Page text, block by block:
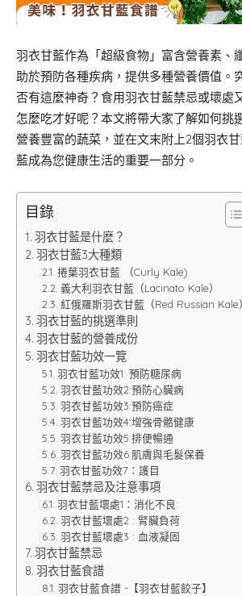
羽衣甘藍作為「超級食物」富含營養素、
助於預防各種疾病，提供多種營養價值。
否有這麼神奇？食用羽衣甘藍禁忌或壞處
怎麼吃才好呢？本文將帶大家了解如何挑
營養豐富的蔬菜，並在文末附上2個羽衣
藍成為您健康生活的重要一部分。
目錄
羽衣甘藍是什麼？
羽衣甘藍3大種類
捲葉羽衣甘藍 （Curly Kale)
義大利羽衣甘藍（Lacinato Kale）
紅俄羅斯羽衣甘藍（Red Russian Kale）
羽衣甘藍的挑選準則
羽衣甘藍的營養成份
羽衣甘藍功效一覽
羽衣甘藍功效1: 預防糖尿病
羽衣甘藍功效2:預防心臟病
羽衣甘藍功效3:預防癌症
羽衣甘藍功效4:增強骨骼健康
羽衣甘藍功效5:排便暢通
羽衣甘藍功效6:肌膚與毛髮保養
羽衣甘藍功效7：護目
羽衣甘藍禁忌及注意事項
羽衣甘藍壞處1：消化不良:
羽衣甘藍壞處2 : 腎臟負荷
羽衣甘藍壞處3 : 血液凝固
羽衣甘藍禁忌
羽衣甘藍食譜
羽衣甘藍食譜 -【羽衣甘藍餃子】